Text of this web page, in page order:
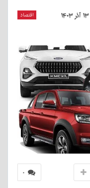
اقتصاد
۰